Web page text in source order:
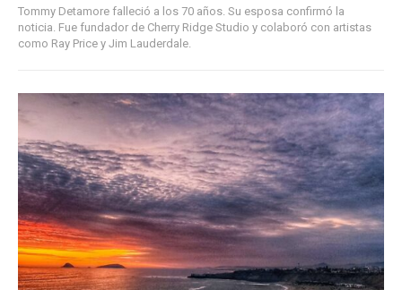
Tommy Detamore falleció a los 70 años. Su esposa confirmó la
noticia. Fue fundador de Cherry Ridge Studio y colaboró con artistas
como Ray Price y Jim Lauderdale.